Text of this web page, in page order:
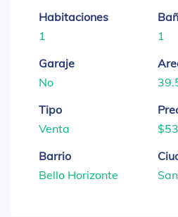
Habitaciones
1
1
Garaje
No
Tipo
Venta
Barrio
Bello Horizonte